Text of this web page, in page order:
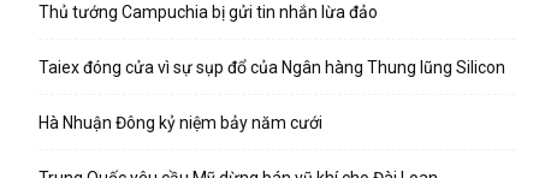
Thủ tướng Campuchia bị gửi tin nhắn lừa đảo
Taiex đóng cửa vì sự sụp đổ của Ngân hàng Thung lũng Silicon
Hà Nhuận Đông kỷ niệm bảy năm cưới